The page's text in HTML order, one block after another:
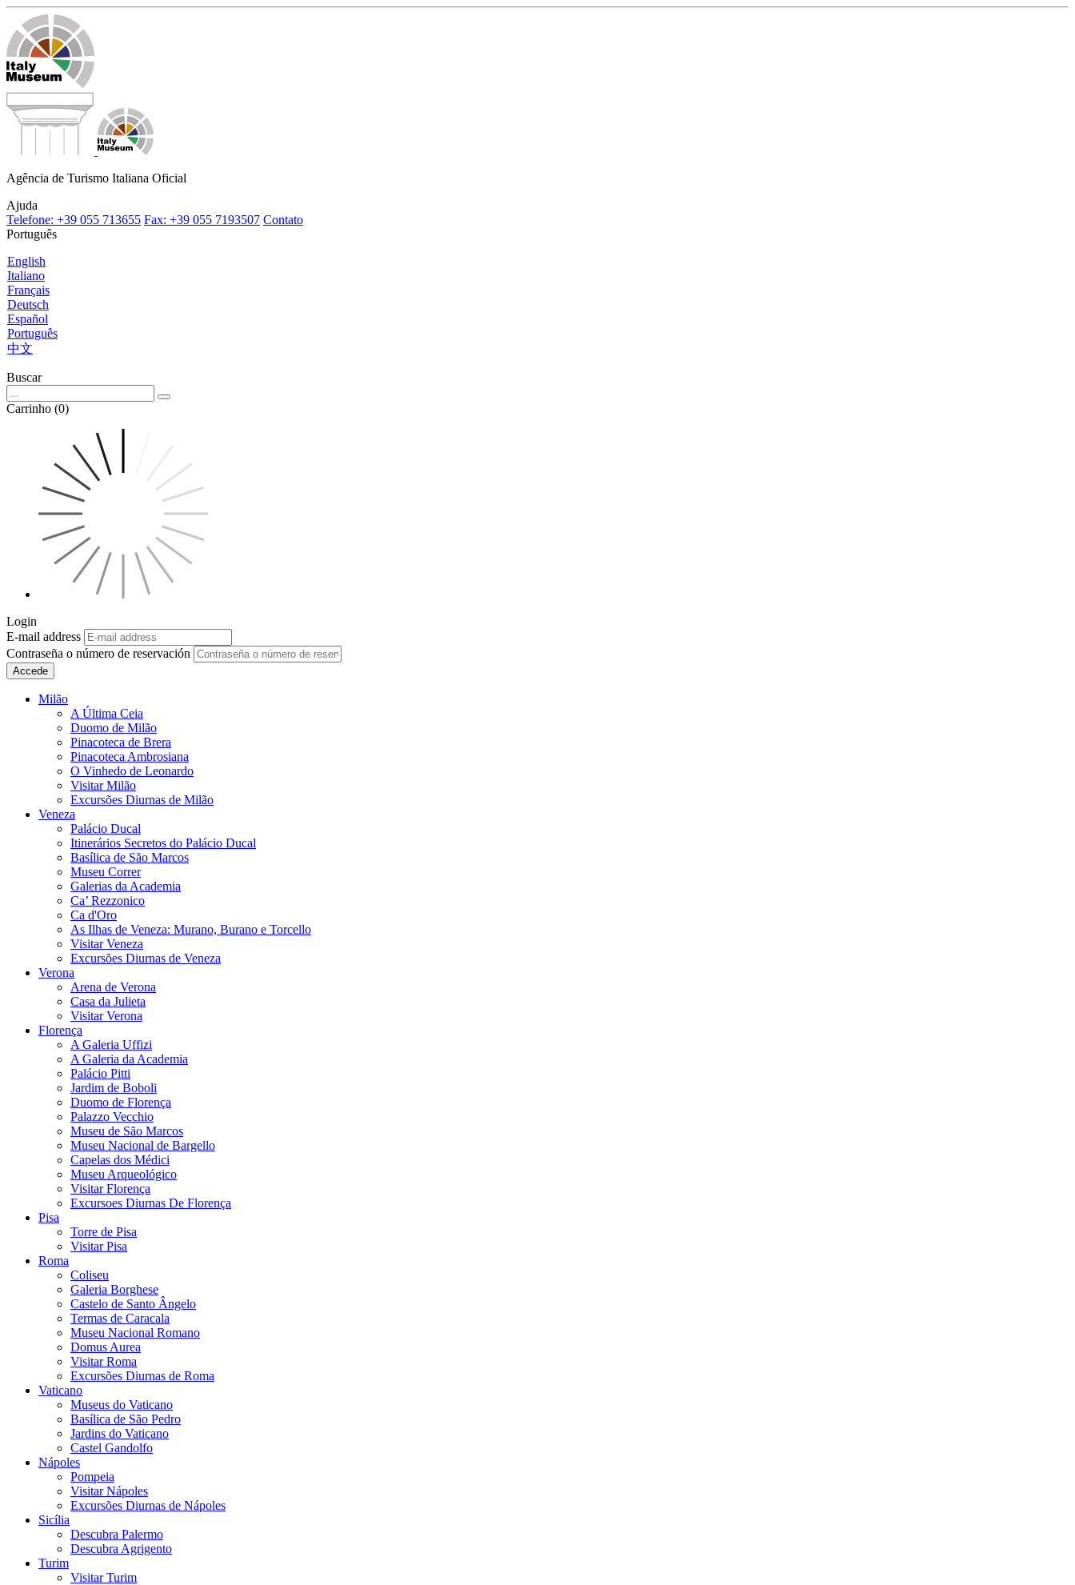
Agência de Turismo Italiana Oficial
Ajuda
Telefone: +39 055 713655 Fax: +39 055 7193507 Contato
Português
English
Italiano
Français
Deutsch
Español
Português
中文
Buscar
Carrinho (0)
Login
E-mail address
Contraseña o número de reservación
Accede
Milão
A Última Ceia
Duomo de Milão
Pinacoteca de Brera
Pinacoteca Ambrosiana
O Vinhedo de Leonardo
Visitar Milão
Excursões Diurnas de Milão
Veneza
Palácio Ducal
Itinerários Secretos do Palácio Ducal
Basílica de São Marcos
Museu Correr
Galerias da Academia
Ca’ Rezzonico
Ca d'Oro
As Ilhas de Veneza: Murano, Burano e Torcello
Visitar Veneza
Excursões Diurnas de Veneza
Verona
Arena de Verona
Casa da Julieta
Visitar Verona
Florença
A Galeria Uffizi
A Galeria da Academia
Palácio Pitti
Jardim de Boboli
Duomo de Florença
Palazzo Vecchio
Museu de São Marcos
Museu Nacional de Bargello
Capelas dos Médici
Museu Arqueológico
Visitar Florença
Excursoes Diurnas De Florença
Pisa
Torre de Pisa
Visitar Pisa
Roma
Coliseu
Galeria Borghese
Castelo de Santo Ângelo
Termas de Caracala
Museu Nacional Romano
Domus Aurea
Visitar Roma
Excursões Diurnas de Roma
Vaticano
Museus do Vaticano
Basílica de São Pedro
Jardins do Vaticano
Castel Gandolfo
Nápoles
Pompeia
Visitar Nápoles
Excursões Diurnas de Nápoles
Sicília
Descubra Palermo
Descubra Agrigento
Turim
Visitar Turim